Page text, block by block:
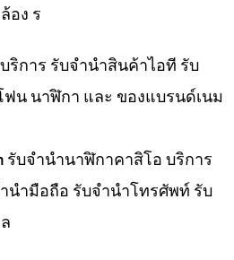
อง ร
ริการ รับจำนำสินค้าไอที รับ
น นาฬิกา และ ของแบรนด์เนม
บจำนำนาฬิกาคาสิโอ บริการ
นำมือถือ รับจำนำโทรศัพท์ รับ